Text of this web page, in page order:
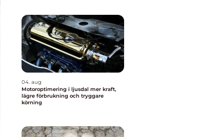
04. aug
Motoroptimering i ljusdal mer kraft,
lägre förbrukning och tryggare
körning